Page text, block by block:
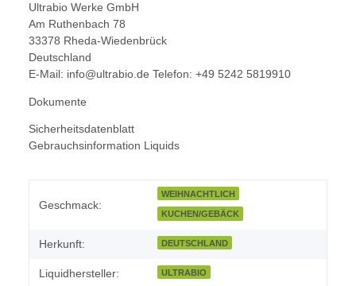
Ultrabio Werke GmbH
Am Ruthenbach 78
33378 Rheda-Wiedenbrück
Deutschland
E-Mail: info@ultrabio.de Telefon: +49 5242 5819910
Dokumente
Sicherheitsdatenblatt
Gebrauchsinformation Liquids
Geschmack:
WEIHNACHTLICH
KUCHEN/GEBÄCK
Herkunft: DEUTSCHLAND
Liquidhersteller: ULTRABIO